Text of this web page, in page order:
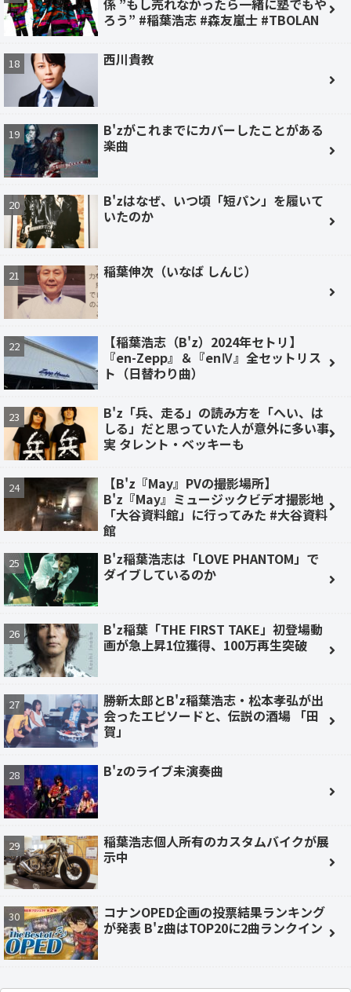
係 ”もし売れなかったら一緒に塾でもや
ろう” #稲葉浩志 #森友嵐士 #TBOLAN
西川貴教
B'zがこれまでにカバーしたことがある
楽曲
B'zはなぜ、いつ頃「短パン」を履いて
いたのか
稲葉伸次（いなば しんじ）
【稲葉浩志（B'z）2024年セトリ】
『en-Zepp』＆『enⅣ』全セットリス
ト（日替わり曲）
B'z「兵、走る」の読み方を「へい、は
しる」だと思っていた人が意外に多い事
実 タレント・ベッキーも
【B'z『May』PVの撮影場所】
B'z『May』ミュージックビデオ撮影地
「大谷資料館」に行ってみた #大谷資料
館
B'z稲葉浩志は「LOVE PHANTOM」で
ダイブしているのか
B'z稲葉「THE FIRST TAKE」初登場動
画が急上昇1位獲得、100万再生突破
勝新太郎とB'z稲葉浩志・松本孝弘が出
会ったエピソードと、伝説の酒場 「田
賀」
B'zのライブ未演奏曲
稲葉浩志個人所有のカスタムバイクが展
示中
コナンOPED企画の投票結果ランキング
が発表 B'z曲はTOP20に2曲ランクイン